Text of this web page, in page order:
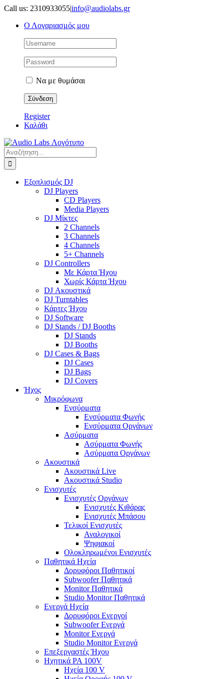
Μετάβαση
περιεχόμενο
Call us: 2310933055|info@audiolabs.gr
Ο Λογαριασμός μου
Να με θυμάσαι
Register
Καλάθι
Αναζήτηση
για:
Εξοπλισμός DJ
DJ Players
CD Players
Media Players
DJ Μίκτες
2 Channels
3 Channels
4 Channels
5+ Channels
DJ Controllers
Με Κάρτα Ήχου
Χωρίς Κάρτα Ήχου
DJ Ακουστικά
DJ Turntables
Κάρτες Ήχου
DJ Software
DJ Stands / DJ Booths
DJ Stands
DJ Booths
DJ Cases & Bags
DJ Cases
DJ Bags
DJ Covers
Ήχος
Μικρόφωνα
Ενσύρματα
Ενσύρματα Φωνής
Ενσύρματα Οργάνων
Ασύρματα
Ασύρματα Φωνής
Ασύρματα Οργάνων
Ακουστικά
Ακουστικά Live
Ακουστικά Studio
Ενισχυτές
Ενισχυτές Οργάνων
Ενισχυτές Κιθάρας
Ενισχυτές Μπάσου
Τελικοί Ενισχυτές
Αναλογικοί
Ψηφιακοί
Ολοκληρωμένοι Ενισχυτές
Παθητικά Ηχεία
Δορυφόροι Παθητικοί
Subwoofer Παθητικά
Monitor Παθητικά
Studio Monitor Παθητικά
Ενεργά Ηχεία
Δορυφόροι Ενεργοί
Subwoofer Ενεργά
Monitor Ενεργά
Studio Monitor Ενεργά
Επεξεργαστές Ήχου
Ηχητικά PA 100V
Ηχεία 100 V